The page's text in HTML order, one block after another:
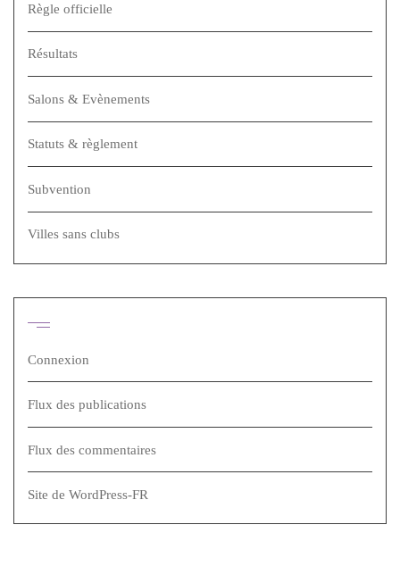
Règle officielle
Résultats
Salons & Evènements
Statuts & règlement
Subvention
Villes sans clubs
Connexion
Flux des publications
Flux des commentaires
Site de WordPress-FR